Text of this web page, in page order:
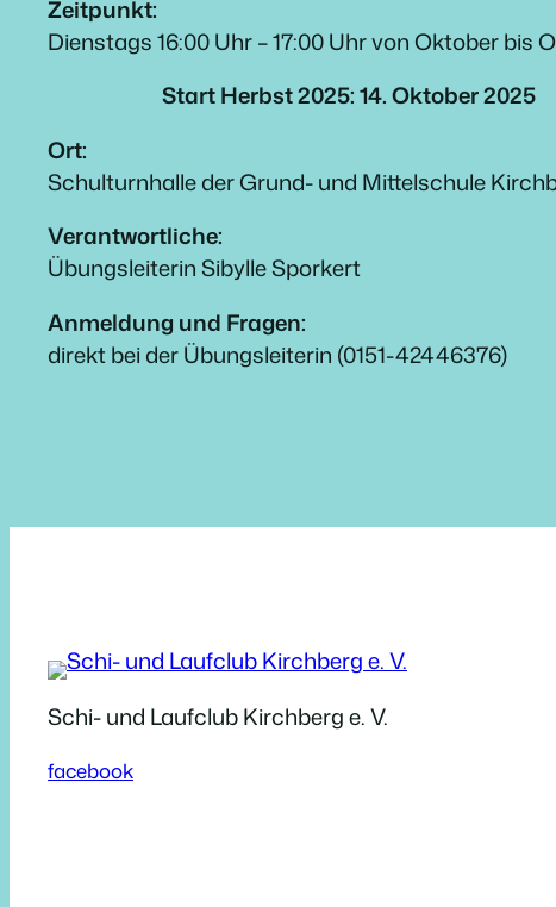
Zeitpunkt:
Dienstags 16:00 Uhr – 17:00 Uhr von Oktober bis
Start Herbst 2025: 14. Oktober 2025
Ort:
Schulturnhalle der Grund- und Mittelschule
Verantwortliche:
Übungsleiterin Sibylle Sporkert
Anmeldung und Fragen:
direkt bei der Übungsleiterin (0151-42446376)
Schi- und Laufclub Kirchberg e. V.
facebook